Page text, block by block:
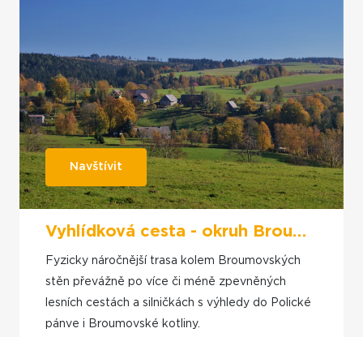
Navštívit
Vyhlídková cesta - okruh Broumovskými stěnami přes Pasa a Pánův kříž
Fyzicky náročnější trasa kolem Broumovských
stěn převážně po více či méně zpevněných
lesních cestách a silničkách s výhledy do Polické
pánve i Broumovské kotliny.